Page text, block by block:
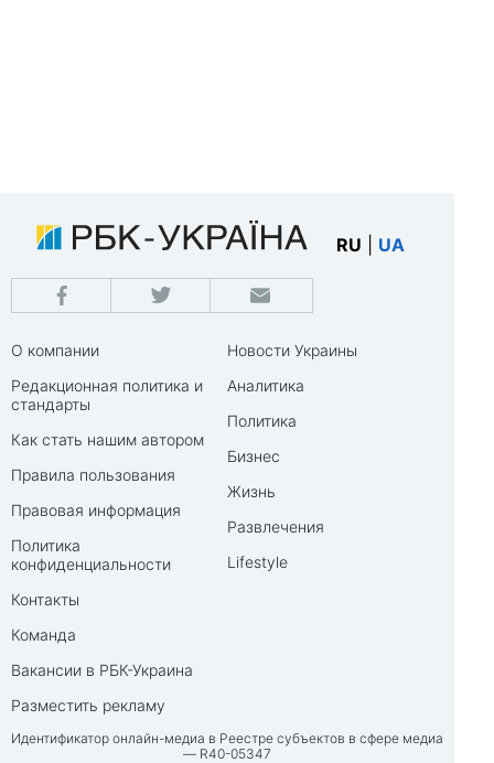
RU UA
О компании
Редакционная политика и
стандарты
Как стать нашим автором
Правила пользования
Правовая информация
Политика
конфиденциальности
Контакты
Команда
Вакансии в РБК-Украина
Разместить рекламу
Новости Украины
Аналитика
Политика
Бизнес
Жизнь
Развлечения
Lifestyle
Идентификатор онлайн-медиа в Реестре субъектов в сфере медиа
— R40-05347